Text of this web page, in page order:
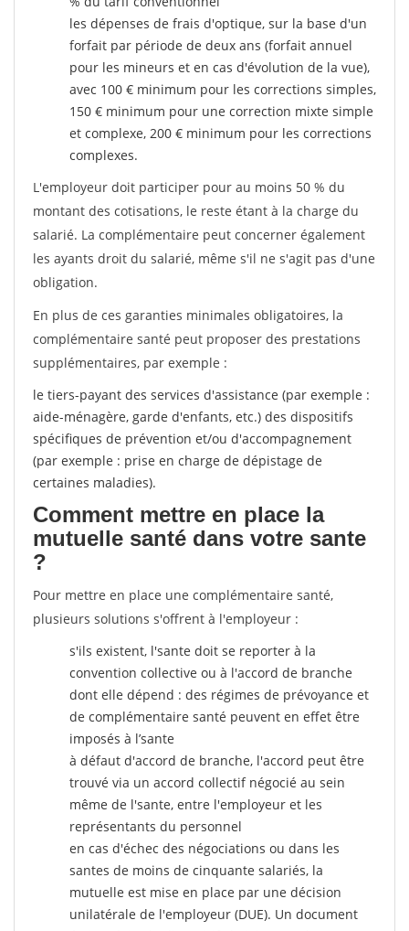
les dépenses de frais d'optique, sur la base d'un
forfait par période de deux ans (forfait annuel
pour les mineurs et en cas d'évolution de la vue),
avec 100 € minimum pour les corrections simples,
150 € minimum pour une correction mixte simple
et complexe, 200 € minimum pour les corrections
complexes.
L'employeur doit participer pour au moins 50 % du
montant des cotisations, le reste étant à la charge du
salarié. La complémentaire peut concerner également
les ayants droit du salarié, même s'il ne s'agit pas d'une
obligation.
En plus de ces garanties minimales obligatoires, la
complémentaire santé peut proposer des prestations
supplémentaires, par exemple :
le tiers-payant des services d'assistance (par exemple :
aide-ménagère, garde d'enfants, etc.) des dispositifs
spécifiques de prévention et/ou d'accompagnement
(par exemple : prise en charge de dépistage de
certaines maladies).
Comment mettre en place la
mutuelle santé dans votre sante
?
Pour mettre en place une complémentaire santé,
plusieurs solutions s'offrent à l'employeur :
s'ils existent, l'sante doit se reporter à la
convention collective ou à l'accord de branche
dont elle dépend : des régimes de prévoyance et
de complémentaire santé peuvent en effet être
imposés à l’sante
à défaut d'accord de branche, l'accord peut être
trouvé via un accord collectif négocié au sein
même de l'sante, entre l'employeur et les
représentants du personnel
en cas d'échec des négociations ou dans les
santes de moins de cinquante salariés, la
mutuelle est mise en place par une décision
unilatérale de l'employeur (DUE). Un document